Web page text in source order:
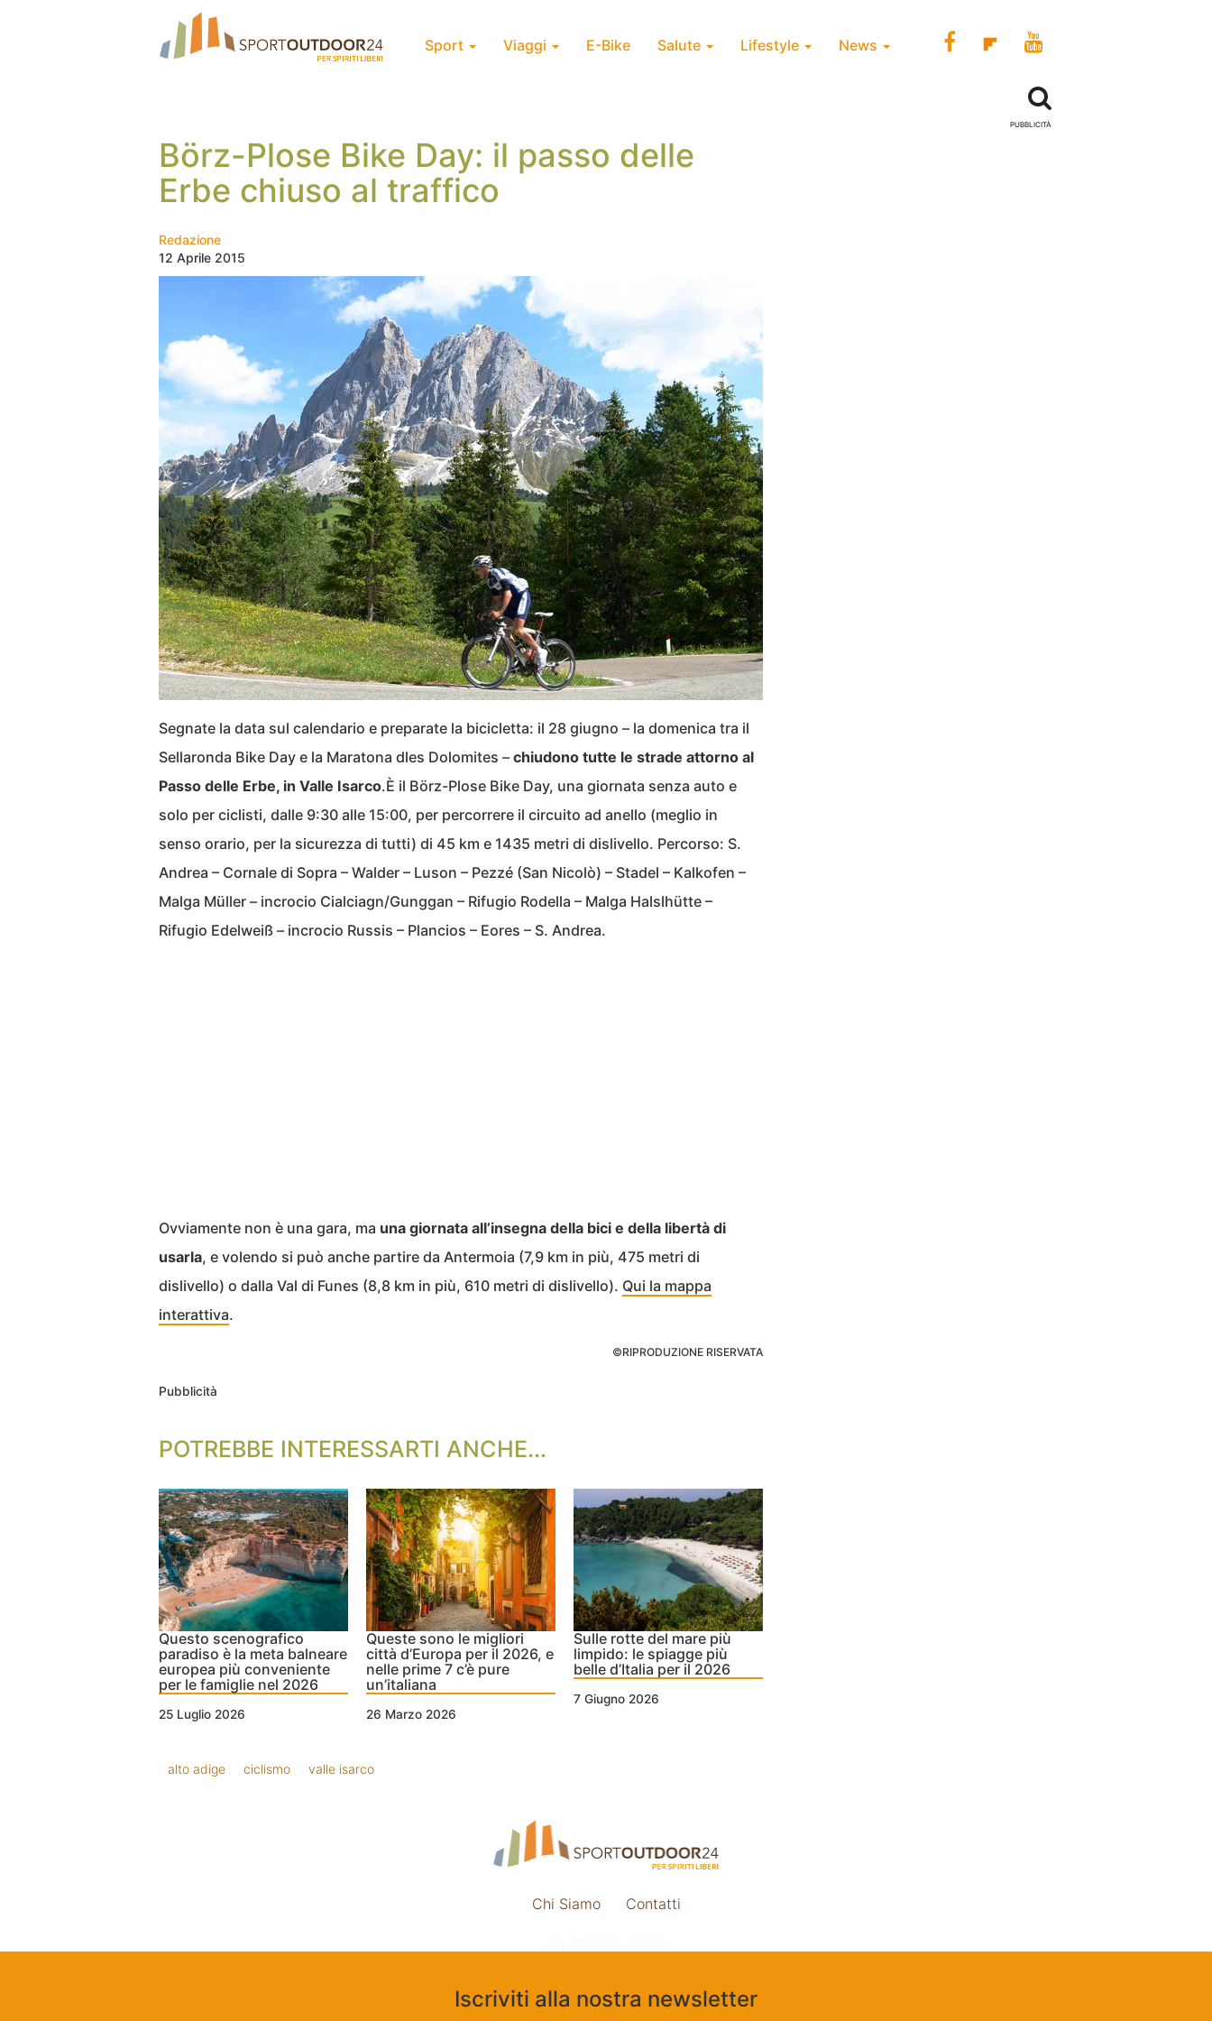
Sport Viaggi E-Bike Salute Lifestyle News
Börz-Plose Bike Day: il passo delle
Erbe chiuso al traffico
Redazione
12 Aprile 2015
Segnate la data sul calendario e preparate la bicicletta: il 28 giugno – la domenica tra il
Sellaronda Bike Day e la Maratona dles Dolomites – chiudono tutte le strade attorno al
Passo delle Erbe, in Valle Isarco.È il Börz-Plose Bike Day, una giornata senza auto e
solo per ciclisti, dalle 9:30 alle 15:00, per percorrere il circuito ad anello (meglio in
senso orario, per la sicurezza di tutti) di 45 km e 1435 metri di dislivello. Percorso: S.
Andrea – Cornale di Sopra – Walder – Luson – Pezzé (San Nicolò) – Stadel – Kalkofen –
Malga Müller – incrocio Cialciagn/Gunggan – Rifugio Rodella – Malga Halslhütte –
Rifugio Edelweiß – incrocio Russis – Plancios – Eores – S. Andrea.
Ovviamente non è una gara, ma una giornata all’insegna della bici e della libertà di
usarla, e volendo si può anche partire da Antermoia (7,9 km in più, 475 metri di
dislivello) o dalla Val di Funes (8,8 km in più, 610 metri di dislivello). Qui la mappa
interattiva.
©RIPRODUZIONE RISERVATA
Pubblicità
POTREBBE INTERESSARTI ANCHE...
Questo scenografico
paradiso è la meta balneare
europea più conveniente
per le famiglie nel 2026
25 Luglio 2026
Queste sono le migliori
città d’Europa per il 2026, e
nelle prime 7 c’è pure
un’italiana
26 Marzo 2026
Sulle rotte del mare più
limpido: le spiagge più
belle d’Italia per il 2026
7 Giugno 2026
alto adige ciclismo valle isarco
PUBBLICITÀ
Chi Siamo Contatti
Iscriviti alla nostra newsletter